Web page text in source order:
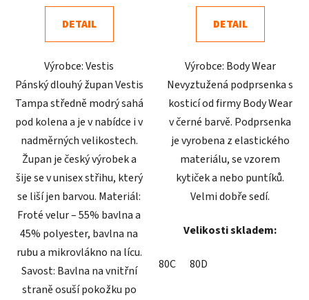
5,0
z
hvězdiček.
DETAIL
Výrobce: Vestis
Pánský dlouhý župan Vestis
Tampa středně modrý sahá
pod kolena a je v nabídce i v
nadměrných velikostech.
Župan je český výrobek a
šije se v unisex střihu, který
se liší jen barvou. Materiál:
Froté velur – 55% bavlna a
45% polyester, bavlna na
rubu a mikrovlákno na lícu.
Savost: Bavlna na vnitřní
straně osuší pokožku po
4,9
z
hvězdiček.
DETAIL
Výrobce: Body Wear
Nevyztužená podprsenka s
kosticí od firmy Body Wear
v černé barvě. Podprsenka
je vyrobena z elastického
materiálu, se vzorem
kytiček a nebo puntíků.
Velmi dobře sedí.
Velikosti skladem:
80C 80D